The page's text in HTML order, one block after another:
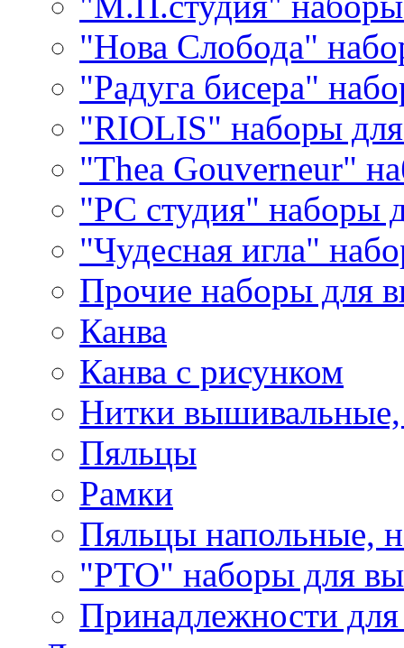
"Нова Слобода"
"Радуга бисера"
"RIOLIS" наборы
"Thea Gouverneur"
"РС студия" наборы
"Чудесная игла"
Прочие наборы для
Канва
Канва с рисунком
Нитки
Пяльцы
Рамки
Пяльцы напольные,
"РТО" наборы для
Принадлежности